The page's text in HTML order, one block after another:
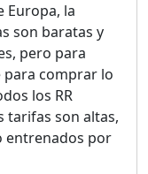
Europa, la
son baratas y
pero para
comprar lo
los RR
tarifas son altas,
entrenados por